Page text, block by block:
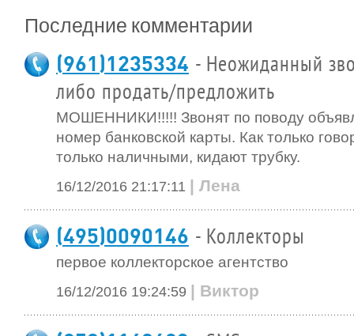
Последние комментарии
(961)1235334 - Неожиданный
либо продать/предложить
МОШЕННИКИ!!!!! Звонят по поводу
номер банковской карты. Как только
только наличными, кидают трубку.
16/12/2016 21:17:11 | Лена
(495)0090146 - Коллекторы
первое коллекторское агентство
16/12/2016 19:24:59 | Виктор